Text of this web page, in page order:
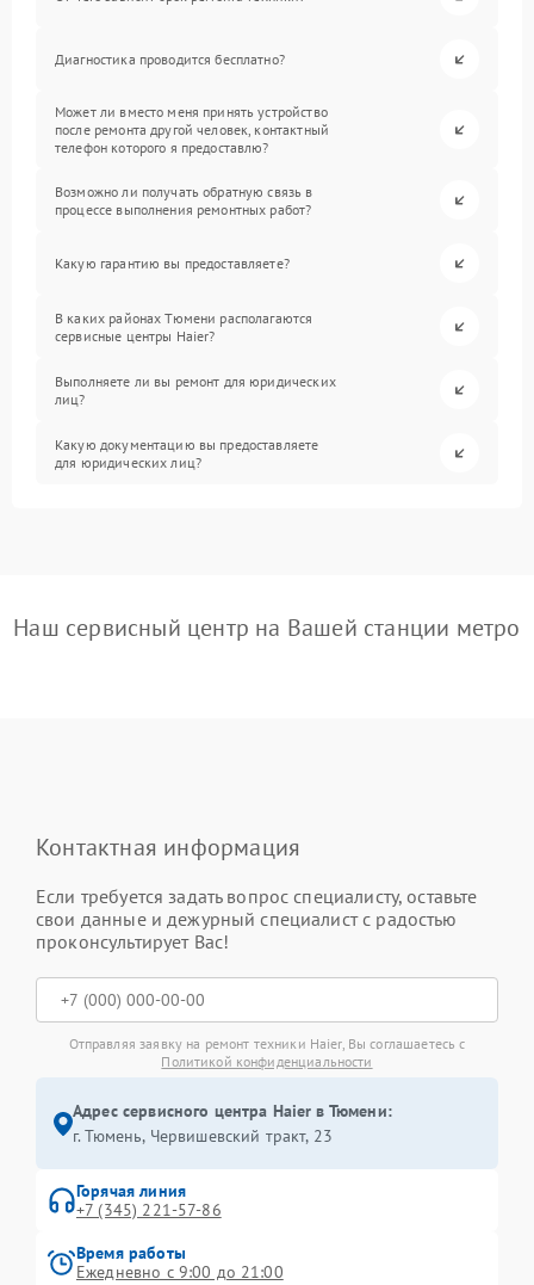
Диагностика проводится бесплатно?
Может ли вместо меня принять устройство
после ремонта другой человек, контактный
телефон которого я предоставлю?
Возможно ли получать обратную связь в
процессе выполнения ремонтных работ?
Какую гарантию вы предоставляете?
В каких районах Тюмени располагаются
сервисные центры Haier?
Выполняете ли вы ремонт для юридических
лиц?
Какую документацию вы предоставляете
для юридических лиц?
Наш сервисный центр на Вашей станции метро
Контактная информация
Если требуется задать вопрос специалисту, оставьте
свои данные и дежурный специалист с радостью
проконсультирует Вас!
Отправляя заявку на ремонт техники Haier, Вы соглашаетесь с
Политикой конфиденциальности
Адрес сервисного центра Haier в Тюмени:
г. Тюмень, ​Червишевский тракт, 23
Горячая линия
+7 (345) 221-57-86
Время работы
Ежедневно с 9:00 до 21:00